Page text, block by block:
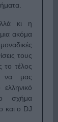
κι η
ακόμα
τους
τέλος
να μας
σχήμα
και ο DJ